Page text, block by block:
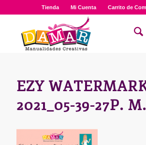
Tienda Mi Cuenta Carrito de
EZY
2021_05-39-27P. M.